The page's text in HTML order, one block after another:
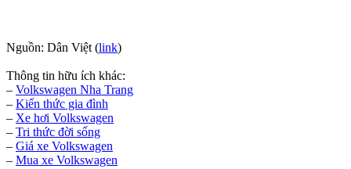
Nguồn: Dân Việt (link)
Thông tin hữu ích khác:
– Volkswagen Nha Trang
– Kiến thức gia đình
– Xe hơi Volkswagen
– Tri thức đời sống
– Giá xe Volkswagen
– Mua xe Volkswagen